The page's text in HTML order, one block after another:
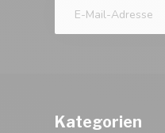
Kategorien